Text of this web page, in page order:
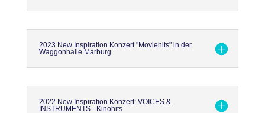
2023 New Inspiration Konzert "Moviehits" in der
Waggonhalle Marburg
2022 New Inspiration Konzert: VOICES &
INSTRUMENTS - Kinohits